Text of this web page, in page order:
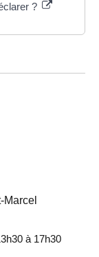
?
à 17h30